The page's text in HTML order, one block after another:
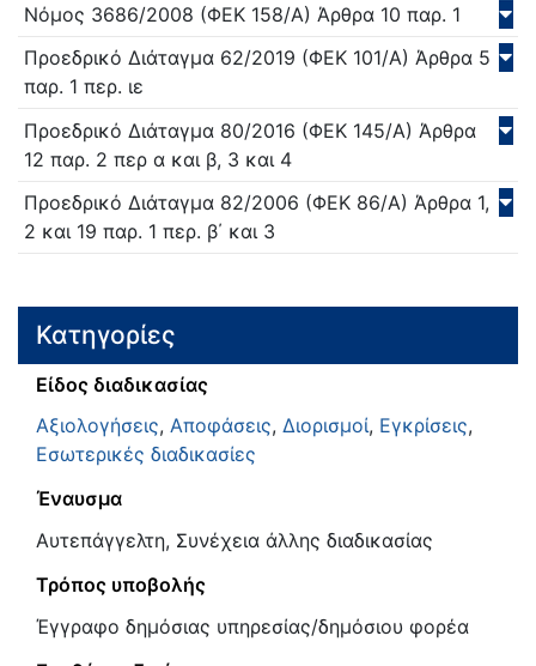
Νόμος 3686/2008 (ΦΕΚ 158/Α) Άρθρα 10 παρ. 1
Προεδρικό Διάταγμα 62/2019 (ΦΕΚ 101/Α) Άρθρα 5
παρ. 1 περ. ιε
Προεδρικό Διάταγμα 80/2016 (ΦΕΚ 145/Α) Άρθρα
12 παρ. 2 περ α και β, 3 και 4
Προεδρικό Διάταγμα 82/2006 (ΦΕΚ 86/Α) Άρθρα 1,
2 και 19 παρ. 1 περ. β΄ και 3
Κατηγορίες
Είδος διαδικασίας
Αξιολογήσεις, Αποφάσεις, Διορισμοί, Εγκρίσεις,
Εσωτερικές διαδικασίες
Έναυσμα
Αυτεπάγγελτη, Συνέχεια άλλης διαδικασίας
Τρόπος υποβολής
Έγγραφο δημόσιας υπηρεσίας/δημόσιου φορέα